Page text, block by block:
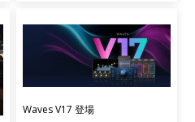
Waves V17 登場